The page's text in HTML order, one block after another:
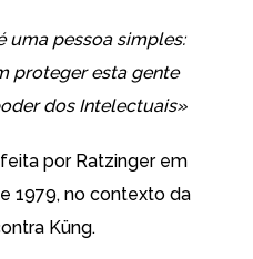
uma pessoa simples:
proteger esta gente
dos Intelectuais»
por Ratzinger em
1979, no contexto da
Küng.